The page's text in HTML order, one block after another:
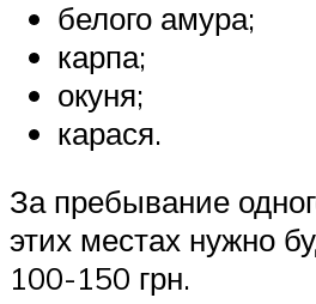
белого амура;
карпа;
окуня;
карася.
За пребывание
этих местах нужно
100-150 грн.